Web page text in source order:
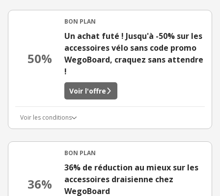
50%
BON PLAN
Un achat futé ! Jusqu'à -50% sur les
accessoires vélo sans code promo
WegoBoard, craquez sans attendre
!
Voir l'offre
Voir les conditions
36%
BON PLAN
36% de réduction au mieux sur les
accessoires draisienne chez
WegoBoard